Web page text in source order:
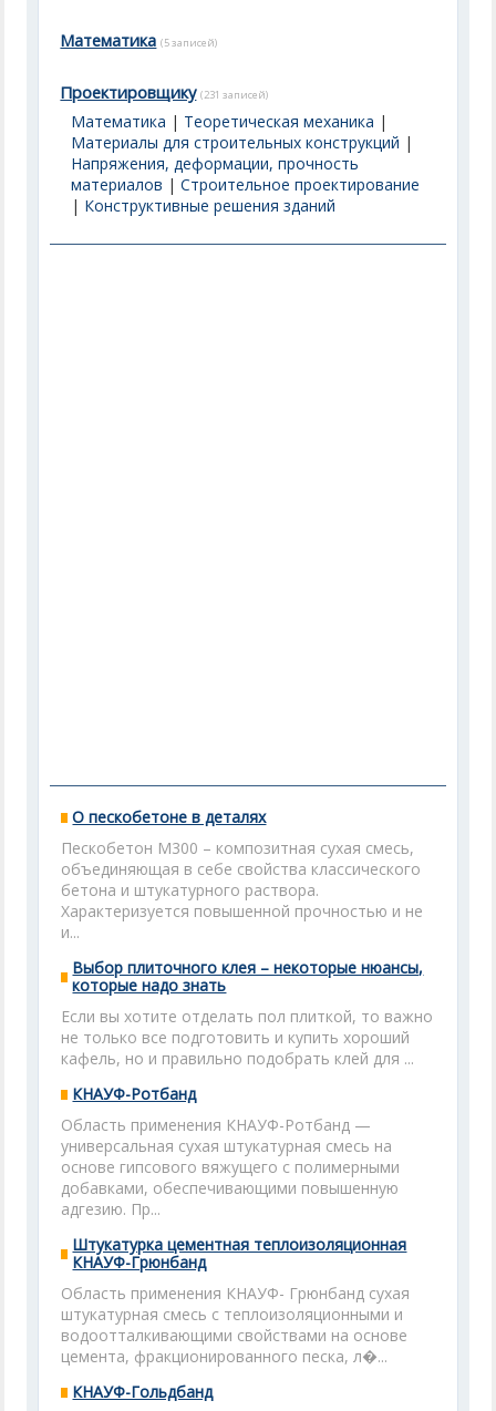
Математика (5 записей)
Проектировщику (231 записей)
Математика | Теоретическая механика |
Материалы для строительных конструкций |
Напряжения, деформации, прочность
материалов |Строительное проектирование
| Конструктивные решения зданий
О пескобетоне в деталях
Пескобетон М300 – композитная сухая смесь,
объединяющая в себе свойства классического
бетона и штукатурного раствора.
Характеризуется повышенной прочностью и не
и...
Выбор плиточного клея – некоторые нюансы,
которые надо знать
Если вы хотите отделать пол плиткой, то важно
не только все подготовить и купить хороший
кафель, но и правильно подобрать клей для ...
КНАУФ-Ротбанд
Область применения КНАУФ-Ротбанд —
универсальная сухая штукатурная смесь на
основе гипсового вяжущего с полимерными
добавками, обеспечивающими повышенную
адгезию. Пр...
Штукатурка цементная теплоизоляционная
КНАУФ-Грюнбанд
Область применения КНАУФ- Грюнбанд сухая
штукатурная смесь с теплоизоляционными и
водоотталкивающими свойствами на основе
цемента, фракционированного песка, л�...
КНАУФ-Гольдбанд